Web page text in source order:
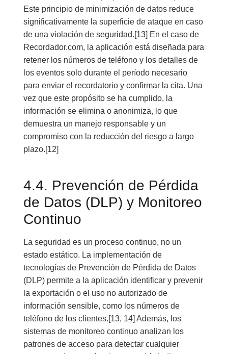
Este principio de minimización de datos reduce
significativamente la superficie de ataque en caso
de una violación de seguridad.[13] En el caso de
Recordador.com, la aplicación está diseñada para
retener los números de teléfono y los detalles de
los eventos solo durante el período necesario
para enviar el recordatorio y confirmar la cita. Una
vez que este propósito se ha cumplido, la
información se elimina o anonimiza, lo que
demuestra un manejo responsable y un
compromiso con la reducción del riesgo a largo
plazo.[12]
4.4. Prevención de Pérdida
de Datos (DLP) y Monitoreo
Continuo
La seguridad es un proceso continuo, no un
estado estático. La implementación de
tecnologías de Prevención de Pérdida de Datos
(DLP) permite a la aplicación identificar y prevenir
la exportación o el uso no autorizado de
información sensible, como los números de
teléfono de los clientes.[13, 14] Además, los
sistemas de monitoreo continuo analizan los
patrones de acceso para detectar cualquier